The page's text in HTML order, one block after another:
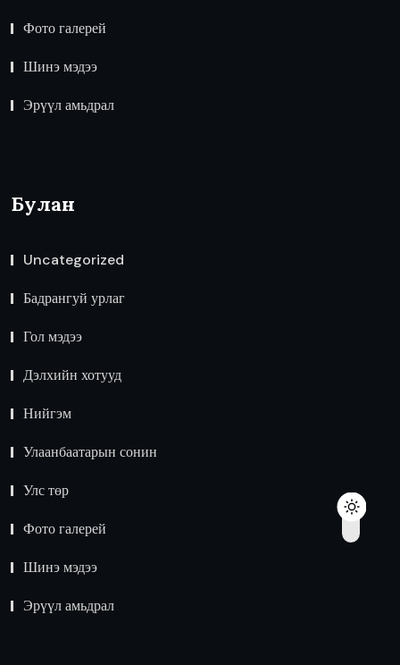
Фото галерей
Шинэ мэдээ
Эрүүл амьдрал
Булан
Uncategorized
Бадрангуй урлаг
Гол мэдээ
Дэлхийн хотууд
Нийгэм
Улаанбаатарын сонин
Улс төр
Фото галерей
Шинэ мэдээ
Эрүүл амьдрал